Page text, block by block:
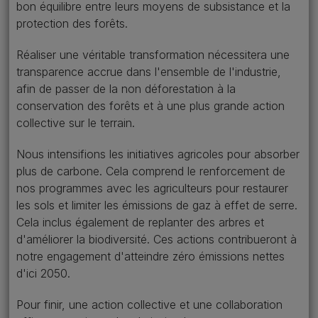
bon équilibre entre leurs moyens de subsistance et la
protection des forêts.
Réaliser une véritable transformation nécessitera une
transparence accrue dans l'ensemble de l'industrie,
afin de passer de la non déforestation à la
conservation des forêts et à une plus grande action
collective sur le terrain.
Nous intensifions les initiatives agricoles pour absorber
plus de carbone. Cela comprend le renforcement de
nos programmes avec les agriculteurs pour restaurer
les sols et limiter les émissions de gaz à effet de serre.
Cela inclus également de replanter des arbres et
d'améliorer la biodiversité. Ces actions contribueront à
notre engagement d'atteindre zéro émissions nettes
d'ici 2050.
Pour finir, une action collective et une collaboration